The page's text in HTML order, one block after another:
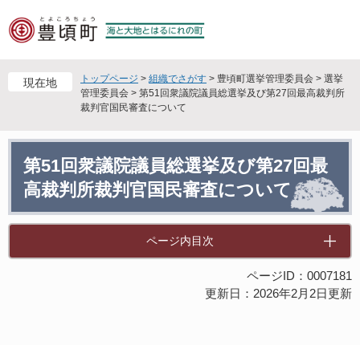
ー
。
ニ
て
現在地 トップページ > 組織でさがす > 豊頃町選挙管理委員会 > 選挙
管理委員会 > 第51回衆議院議員総選挙及び第27回最高裁判所
裁判官国民審査について
第51回衆議院議員総選挙及び第27回最
高裁判所裁判官国民審査について
ページ内目次
ページID：0007181
更新日：2026年2月2日更新